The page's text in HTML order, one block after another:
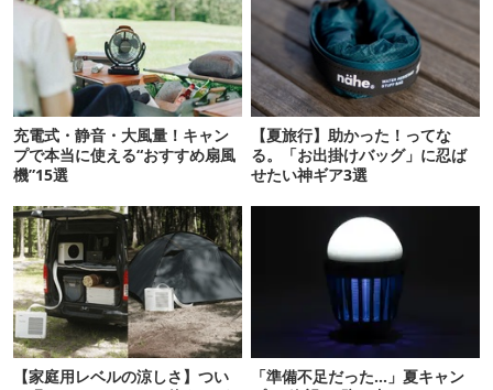
充電式・静音・大風量！キャン
プで本当に使える“おすすめ扇風
機”15選
【夏旅行】助かった！ってな
る。「お出掛けバッグ」に忍ば
せたい神ギア3選
【家庭用レベルの涼しさ】つい
「準備不足だった…」夏キャン